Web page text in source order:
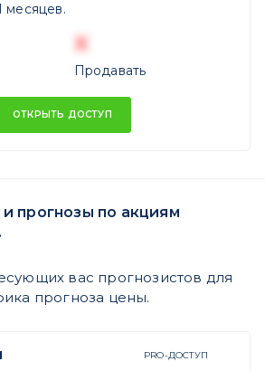
месяцев.
X
Продавать
ОТКРЫТЬ ДОСТУП
прогнозы по акциям
вас прогнозистов для
прогноза цены.
PRO-ДОСТУП